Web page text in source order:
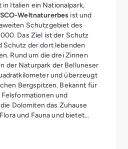
Italien ein Nationalpark,
Weltnaturerbes ist und
Schutzgebiet des
Das Ziel ist der Schutz
Schutz der dort lebenden
Rund um die drei Zinnen
der Naturpark der Belluneser
und überzeugt
Bergspitzen. Bekannt für
und
Dolomiten das Zuhause
und Fauna und bietet